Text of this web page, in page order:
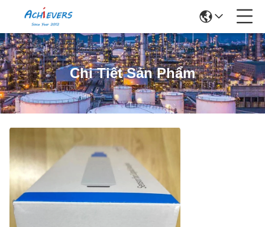
Chi Tiết Sản Phẩm